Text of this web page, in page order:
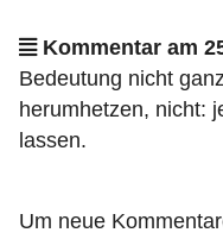
Kommentar am
Bedeutung nicht
herumhetzen, nicht:
lassen.
Um neue